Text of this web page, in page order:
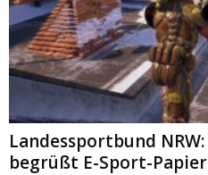
Landessportbund
begrüßt E-Sport-